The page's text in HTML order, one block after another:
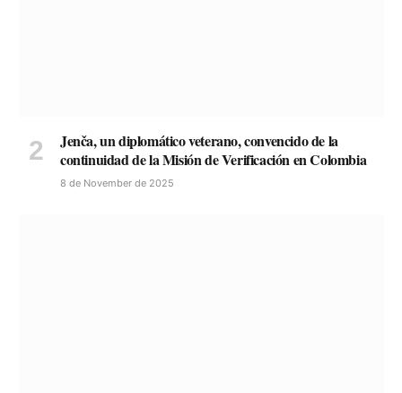
Jenča, un diplomático veterano, convencido de la
continuidad de la Misión de Verificación en Colombia
8 de November de 2025